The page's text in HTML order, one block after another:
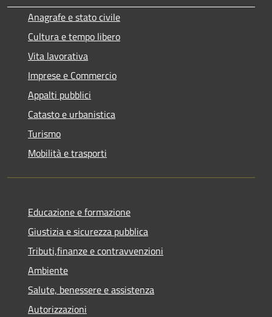
Anagrafe e stato civile
Cultura e tempo libero
Vita lavorativa
Imprese e Commercio
Appalti pubblici
Catasto e urbanistica
Turismo
Mobilità e trasporti
Educazione e formazione
Giustizia e sicurezza pubblica
Tributi,finanze e contravvenzioni
Ambiente
Salute, benessere e assistenza
Autorizzazioni